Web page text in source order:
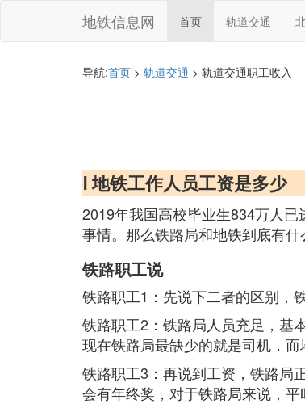
地铁信息网 首页 轨道交通
导航:首页 > 轨道交通 > 轨道交通职工收入
Ⅰ 地铁工作人员工资是多少
2019年我国高校毕业生834万人
事情。那么铁路局和地铁到底有
铁路职工说
铁路职工1：先说下二者的区别，
铁路职工2：铁路局人员充足，基
现在铁路局最缺少的就是司机，
铁路职工3：再说到工资，铁路局
会有年终奖，对于铁路局来说，平